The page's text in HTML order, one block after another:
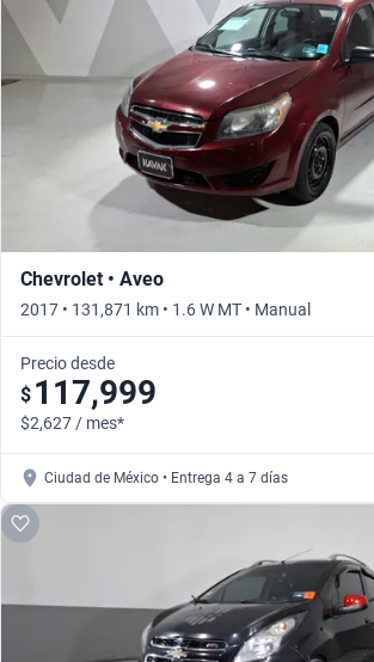
Chevrolet • Aveo
2017 • 131,871 km • 1.6 W MT • Manual
Precio desde
$ 117,999
$2,627 / mes*
Ciudad de México • Entrega 4 a 7 días